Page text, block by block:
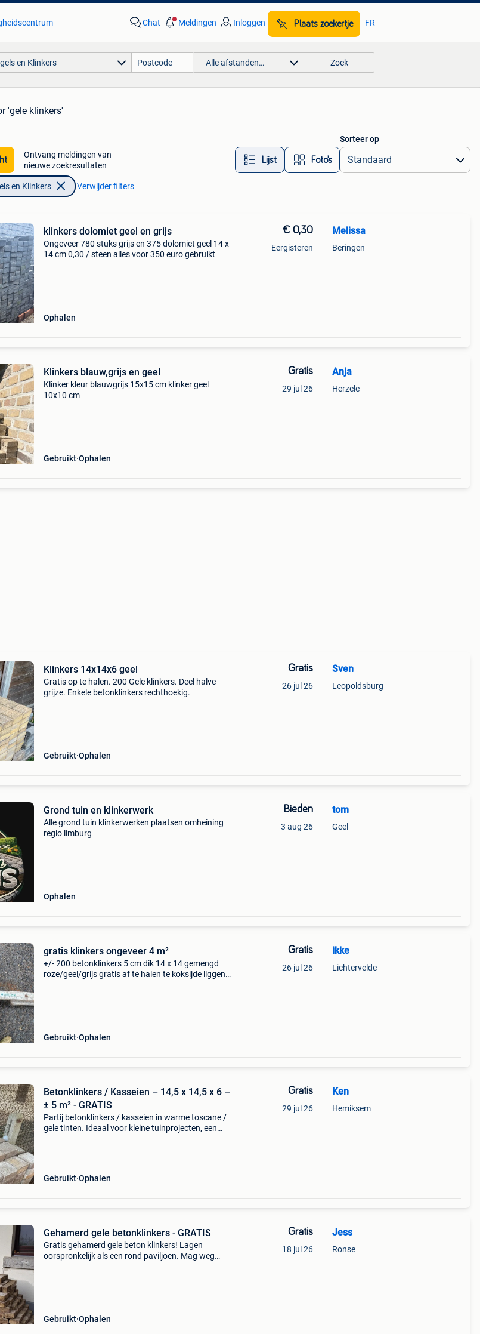
Chat Meldingen Inloggen Plaats zoekertje FR
en Klinkers Alle afstanden… Zoek
'gele klinkers'
Ontvang meldingen van
nieuwe zoekresultaten
Lijst Foto’s
Sorteer op
en Klinkers Verwijder filters
klinkers dolomiet geel en grijs
Ongeveer 780 stuks grijs en 375 dolomiet geel 14 x
14 cm 0,30 / steen alles voor 350 euro gebruikt
Ophalen
€ 0,30
Eergisteren
Melissa
Beringen
Klinkers blauw,grijs en geel
Klinker kleur blauwgrijs 15x15 cm klinker geel
10x10 cm
Gebruikt Ophalen
Gratis
29 jul 26
Anja
Herzele
Klinkers 14x14x6 geel
Gratis op te halen. 200 Gele klinkers. Deel halve
grijze. Enkele betonklinkers rechthoekig.
Gebruikt Ophalen
Gratis
26 jul 26
Sven
Leopoldsburg
Grond tuin en klinkerwerk
Alle grond tuin klinkerwerken plaatsen omheining
regio limburg
Ophalen
Bieden
3 aug 26
tom
Geel
gratis klinkers ongeveer 4 m²
+/- 200 betonklinkers 5 cm dik 14 x 14 gemengd
roze/geel/grijs gratis af te halen te koksijde liggen
Gebruikt Ophalen
Gratis
26 jul 26
ikke
Lichtervelde
Betonklinkers / Kasseien – 14,5 x 14,5 x 6 –
± 5 m² - GRATIS
Partij betonklinkers / kasseien in warme toscane /
gele tinten. Ideaal voor kleine tuinprojecten, een
Gebruikt Ophalen
Gratis
29 jul 26
Ken
Hemiksem
Gehamerd gele betonklinkers - GRATIS
Gratis gehamerd gele beton klinkers! Lagen
oorspronkelijk als een rond paviljoen. Mag weg
Gebruikt Ophalen
Gratis
18 jul 26
Jess
Ronse